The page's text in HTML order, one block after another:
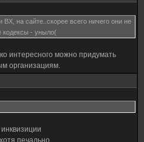
на сайте..скорее всего ничего они не
кодексы - уныло(
интересного можно придумать
организациям.
печально